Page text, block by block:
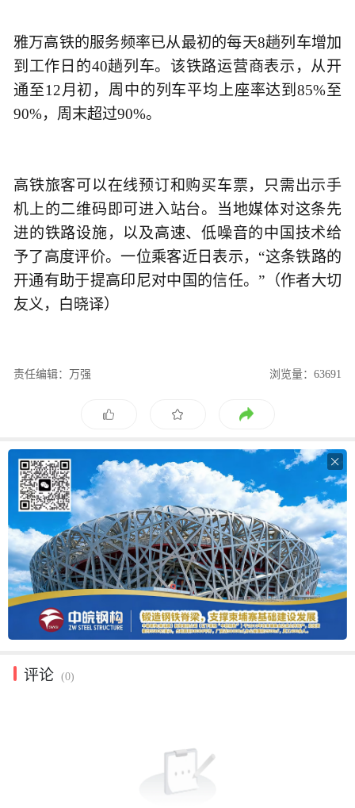
雅万高铁的服务频率已从最初的每天8趟列车增加
到工作日的40趟列车。该铁路运营商表示，从开
通至12月初，周中的列车平均上座率达到85%至
90%，周末超过90%。
高铁旅客可以在线预订和购买车票，只需出示手
机上的二维码即可进入站台。当地媒体对这条先
进的铁路设施，以及高速、低噪音的中国技术给
予了高度评价。一位乘客近日表示，“这条铁路的
开通有助于提高印尼对中国的信任。”（作者大切
友义，白晓译）
责任编辑：万强 浏览量：63691

评论 (0)